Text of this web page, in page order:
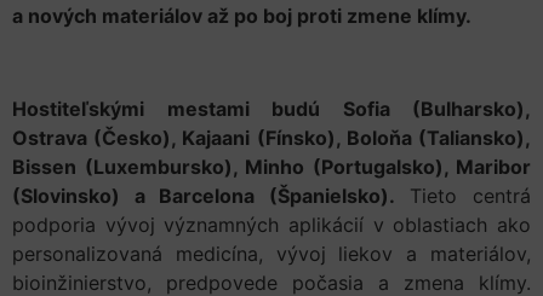
a nových materiálov až po boj proti zmene klímy.
Hostiteľskými mestami budú Sofia (Bulharsko),
Ostrava (Česko), Kajaani (Fínsko), Boloňa (Taliansko),
Bissen (Luxembursko), Minho (Portugalsko), Maribor
(Slovinsko) a Barcelona (Španielsko). Tieto centrá
podporia vývoj významných aplikácií v oblastiach ako
personalizovaná medicína, vývoj liekov a materiálov,
bioinžinierstvo, predpovede počasia a zmena klímy.